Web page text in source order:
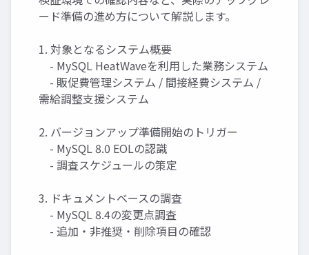
ード準備の進め方について解説します。
1. 対象となるシステム概要
- MySQL HeatWaveを利用した業務システム
- 販促費管理システム / 間接経費システム /
需給調整支援システム
2. バージョンアップ準備開始のトリガー
- MySQL 8.0 EOLの認識
- 調査スケジュールの策定
3. ドキュメントベースの調査
- MySQL 8.4の変更点調査
- 追加・非推奨・削除項目の確認